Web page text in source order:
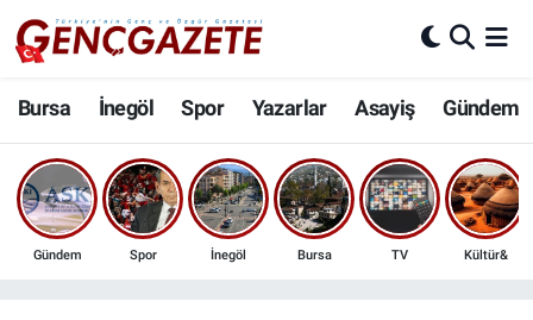
Bursa İnegöl Spor Yazarlar Asayiş Gündem
Gündem Spor İnegöl Bursa TV Kültür&
Bursa
İnegöl
3.SAYFA
Nöbetçi Eczaneler
Hava Durumu
Trafik Durumu